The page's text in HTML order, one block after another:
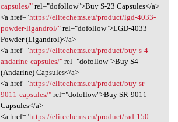
capsules/"rel="dofollow">Buy S-23 Capsules</a>
<a href="https://elitechems.eu/product/lgd-4033-
powder-ligandrol/"rel="dofollow">LGD-4033
Powder (Ligandrol)</a>
<a href="https://elitechems.eu/product/buy-s-4-
andarine-capsules/"rel="dofollow">Buy S4
(Andarine) Capsules</a>
<a href="https://elitechems.eu/product/buy-sr-
9011-capsules/"rel="dofollow">Buy SR-9011
Capsules</a>
<a href="https://elitechems.eu/product/rad-150-